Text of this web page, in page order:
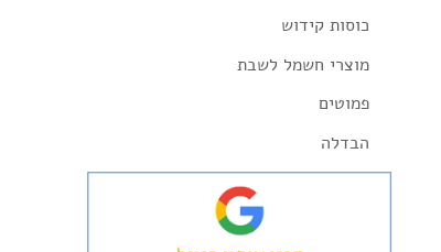
כוסות קידוש
מוצרי חשמל לשבת
פמוטים
הבדלה